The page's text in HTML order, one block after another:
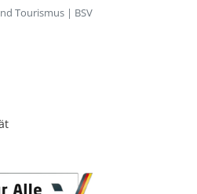
Tourismus | BSV